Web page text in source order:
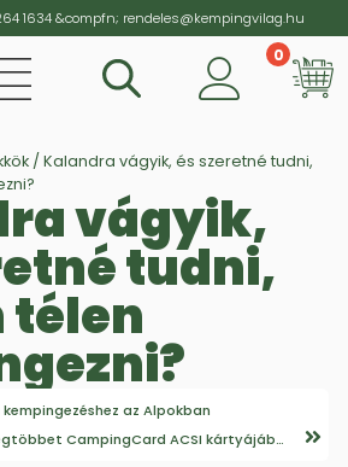
1634&compfn; rendeles@kempingvilag.hu
0
/ Kalandra vágyik, és szeretné tudni,
vágyik,
tudni,
kempingezéshez az Alpokban
Hogyan hozhatja ki a legtöbbet CampingCard ACSI kártyájából?